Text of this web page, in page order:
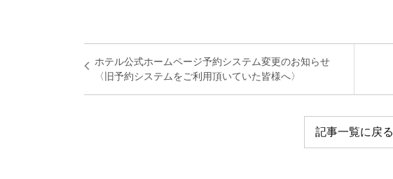
ホテル公式ホームページ予約システム変更のお知らせ
〈旧予約システムをご利用頂いていた皆様へ〉
記事一覧に戻る